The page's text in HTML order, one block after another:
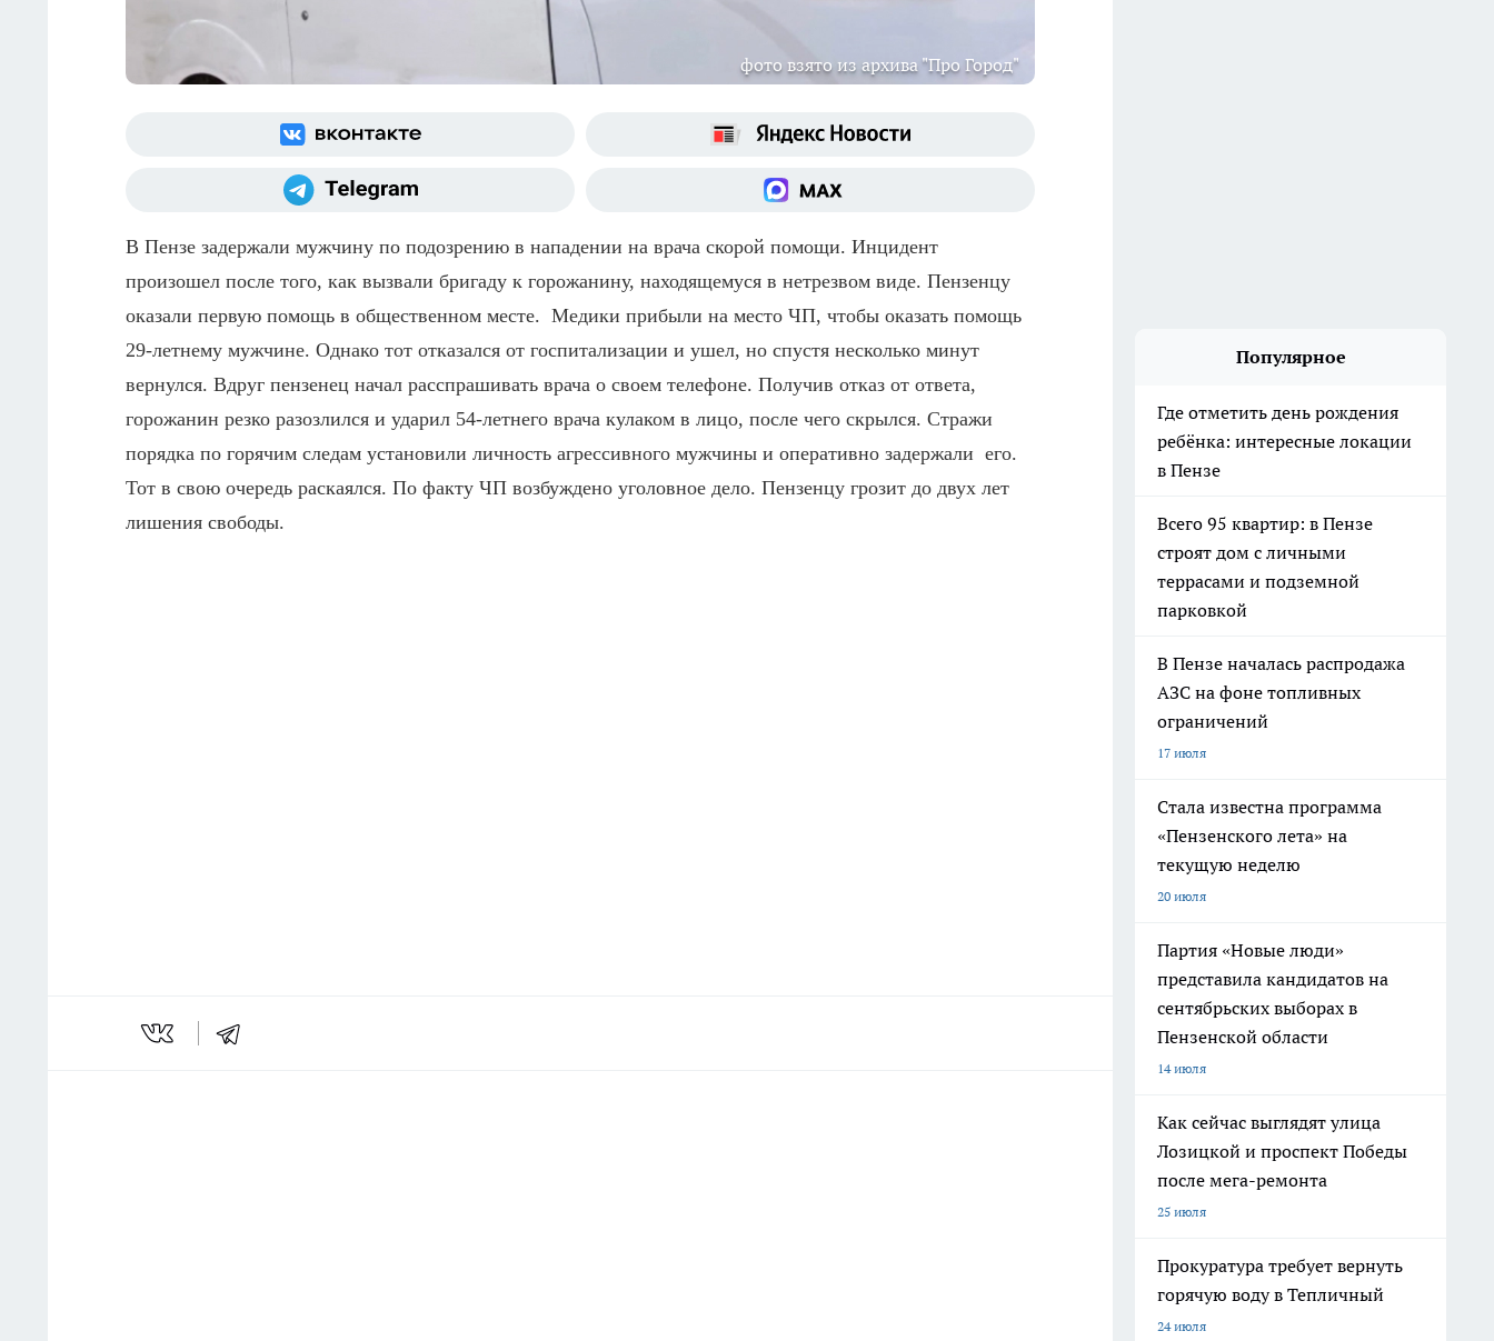
фото взято из архива "Про Город"
В Пензе задержали мужчину по подозрению в нападении на врача скорой помощи. Инцидент
произошел после того, как вызвали бригаду к горожанину, находящемуся в нетрезвом виде. Пензенцу
оказали первую помощь в общественном месте. Медики прибыли на место ЧП, чтобы оказать помощь
29-летнему мужчине. Однако тот отказался от госпитализации и ушел, но спустя несколько минут
вернулся. Вдруг пензенец начал расспрашивать врача о своем телефоне. Получив отказ от ответа,
горожанин резко разозлился и ударил 54-летнего врача кулаком в лицо, после чего скрылся. Стражи
порядка по горячим следам установили личность агрессивного мужчины и оперативно задержали его.
Тот в свою очередь раскаялся. По факту ЧП возбуждено уголовное дело. Пензенцу грозит до двух лет
лишения свободы.
Популярное
Где отметить день рождения
ребёнка: интересные локации
в Пензе
Всего 95 квартир: в Пензе
строят дом с личными
террасами и подземной
парковкой
В Пензе началась распродажа
АЗС на фоне топливных
ограничений
17 июля
Стала известна программа
«Пензенского лета» на
текущую неделю
20 июля
Партия «Новые люди»
представила кандидатов на
сентябрьских выборах в
Пензенской области
14 июля
Как сейчас выглядят улица
Лозицкой и проспект Победы
после мега-ремонта
25 июля
Прокуратура требует вернуть
горячую воду в Тепличный
24 июля